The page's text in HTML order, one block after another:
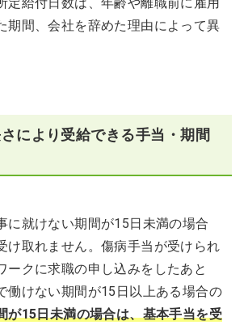
期間、会社を辞めた理由によって異
により受給できる手当・期間
に就けない期間が15日未満の場合
け取れません。傷病手当が受けられ
ークに求職の申し込みをしたあと
働けない期間が15日以上ある場合の
が15日未満の場合は、基本手当を受